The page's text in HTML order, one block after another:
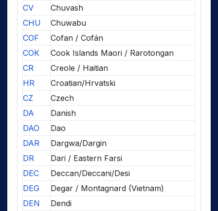
CV
Chuvash
CHU
Chuwabu
COF
Cofan / Cofán
COK
Cook Islands Maori / Rarotongan
CR
Creole / Haitian
HR
Croatian/Hrvatski
CZ
Czech
DA
Danish
DAO
Dao
DAR
Dargwa/Dargin
DR
Dari / Eastern Farsi
DEC
Deccan/Deccani/Desi
DEG
Degar / Montagnard (Vietnam)
DEN
Dendi